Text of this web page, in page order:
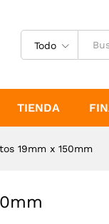
Todo
TIENDA
19mm x 150mm